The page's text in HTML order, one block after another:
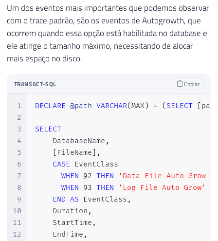
Um dos eventos mais importantes que podemos observar
com o trace padrão, são os eventos de Autogrowth, que
ocorrem quando essa opção está habilitada no database e
ele atinge o tamanho máximo, necessitando de alocar
mais espaço no disco.
TRANSACT-SQL Copiar
1
2
3
4
5
6
7
8
9
10
11
12
DECLARE @path VARCHAR(MAX) = ( SELECT
SELECT
    DatabaseName
,
FileName
,
CASE EventClass
WHEN 92 THEN
'Data File Auto Grow'
WHEN 93 THEN
'Log File Auto Grow'
END AS EventClass ,
    Duration
,
    StartTime
,
    EndTime
,